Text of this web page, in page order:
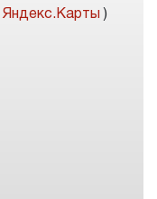
Яндекс.Карты )